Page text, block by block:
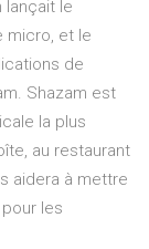
lançait le
micro, et le
de
Shazam est
la plus
au restaurant
aidera à mettre
les